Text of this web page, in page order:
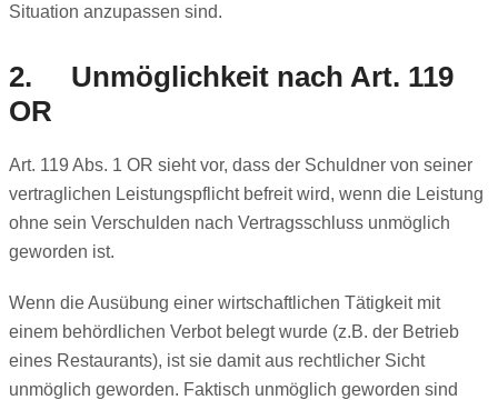
Situation anzupassen sind.
2. Unmöglichkeit nach Art. 119
OR
Art. 119 Abs. 1 OR sieht vor, dass der Schuldner von seiner
vertraglichen Leistungspflicht befreit wird, wenn die Leistung
ohne sein Verschulden nach Vertragsschluss unmöglich
geworden ist.
Wenn die Ausübung einer wirtschaftlichen Tätigkeit mit
einem behördlichen Verbot belegt wurde (z.B. der Betrieb
eines Restaurants), ist sie damit aus rechtlicher Sicht
unmöglich geworden. Faktisch unmöglich geworden sind